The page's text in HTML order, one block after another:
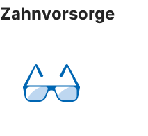
Zahnvorsorge